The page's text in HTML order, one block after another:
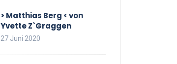
> Matthias Berg < von
Yvette Z`Graggen
27 Juni 2020